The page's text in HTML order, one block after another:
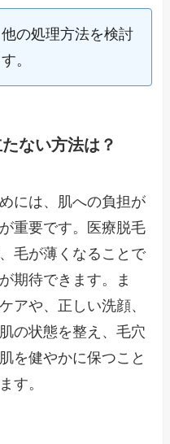
の処理方法を検討
。
ない方法は？
には、肌への負担が
重要です。医療脱毛
毛が薄くなることで
期待できます。ま
アや、正しい洗顔、
の状態を整え、毛穴
を健やかに保つこと
す。